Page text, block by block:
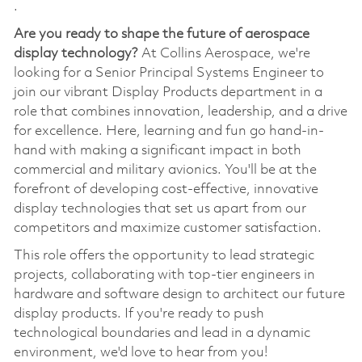
.
Are you ready to shape the future of aerospace
display technology?At Collins Aerospace, we're
looking for a Senior Principal Systems Engineer to
join our vibrant Display Products department in a
role that combines innovation, leadership, and a drive
for excellence. Here, learning and fun go hand-in-
hand with making a significant impact in both
commercial and military avionics. You'll be at the
forefront of developing cost-effective, innovative
display technologies that set us apart from our
competitors and maximize customer satisfaction.
This role offers the opportunity to lead strategic
projects, collaborating with top-tier engineers in
hardware and software design to architect our future
display products. If you're ready to push
technological boundaries and lead in a dynamic
environment, we'd love to hear from you!